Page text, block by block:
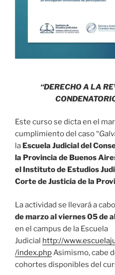
“DERECHO A LA
Este curso se dicta en el
cumplimiento del caso “
la Escuela Judicial del
la Provincia de Buenos
el Instituto de Estudios
Corte de Justicia de la
La actividad se llevará a
de marzo al viernes 05 de
en el campus de la Escuela
Judicial http://
/index.phpAsimismo, cabe
cohortes disponibles del